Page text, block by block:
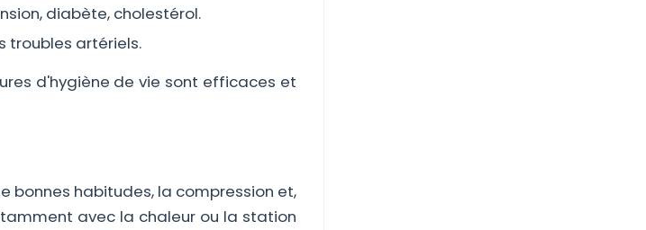
diabète, cholestérol.
troubles artériels.
d'hygiène de vie sont efficaces et
bonnes habitudes, la compression et,
avec la chaleur ou la station